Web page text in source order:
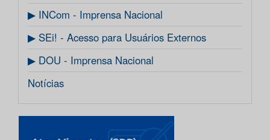
▶ INCom - Imprensa Nacional
▶ SEi! - Acesso para Usuários Externos
▶ DOU - Imprensa Nacional
Notícias